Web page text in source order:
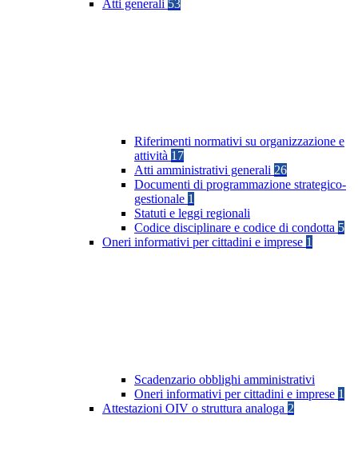
Atti generali 53
Riferimenti normativi su organizzazione e
attività 17
Atti amministrativi generali 26
Documenti di programmazione strategico-
gestionale 1
Statuti e leggi regionali
Codice disciplinare e codice di condotta 5
Oneri informativi per cittadini e imprese 1
Scadenzario obblighi amministrativi
Oneri informativi per cittadini e imprese 1
Attestazioni OIV o struttura analoga 2